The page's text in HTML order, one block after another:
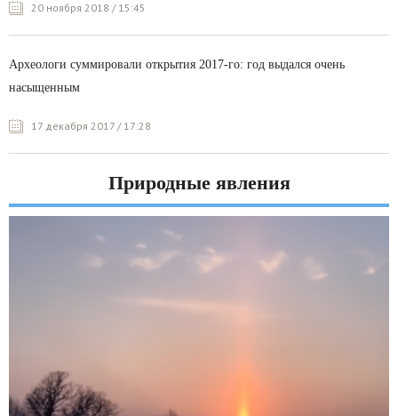
20 ноября 2018 / 15:45
Археологи суммировали открытия 2017-го: год выдался очень
насыщенным
17 декабря 2017 / 17:28
Природные явления